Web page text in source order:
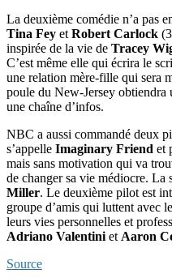
La deuxième comédie n’a pas
Tina Fey et Robert Carlock
inspirée de la vie de Tracey
C’est même elle qui écrira le
une relation mère-fille qui sera
poule du New-Jersey
une chaîne d’infos.
NBC a aussi commandé deux
s’appelle Imaginary Friend et
mais sans motivation qui va
de changer sa vie médiocre. La
Miller. Le deuxième pilot est
groupe d’amis qui luttent avec
leurs vies personnelles et
Adriano Valentini et Aaron
Source